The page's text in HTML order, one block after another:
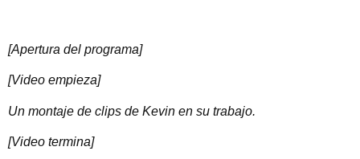
[Apertura del programa]
[Video empieza]
Un montaje de clips de Kevin en su trabajo.
[Video termina]